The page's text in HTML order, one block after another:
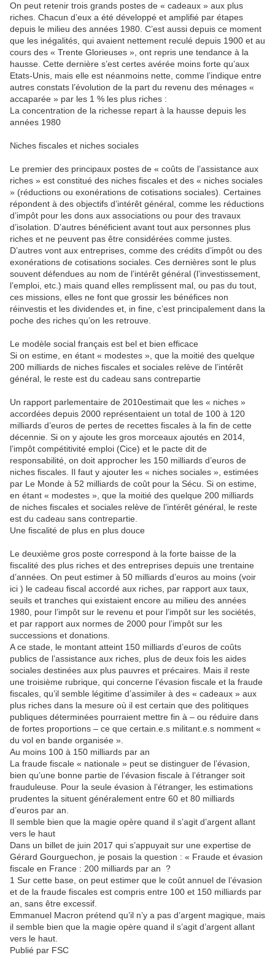
On peut retenir trois grands postes de « cadeaux » aux plus
riches. Chacun d’eux a été développé et amplifié par étapes
depuis le milieu des années 1980. C’est aussi depuis ce moment
que les inégalités, qui avaient nettement reculé depuis 1900 et au
cours des « Trente Glorieuses », ont repris une tendance à la
hausse. Cette dernière s’est certes avérée moins forte qu’aux
Etats-Unis, mais elle est néanmoins nette, comme l’indique entre
autres constats l’évolution de la part du revenu des ménages «
accaparée » par les 1 % les plus riches :
La concentration de la richesse repart à la hausse depuis les
années 1980
Niches fiscales et niches sociales
Le premier des principaux postes de « coûts de l’assistance aux
riches » est constitué des niches fiscales et des « niches sociales
» (réductions ou exonérations de cotisations sociales). Certaines
répondent à des objectifs d’intérêt général, comme les réductions
d’impôt pour les dons aux associations ou pour des travaux
d’isolation. D’autres bénéficient avant tout aux personnes plus
riches et ne peuvent pas être considérées comme justes.
D’autres vont aux entreprises, comme des crédits d’impôt ou des
exonérations de cotisations sociales. Ces dernières sont le plus
souvent défendues au nom de l’intérêt général (l’investissement,
l’emploi, etc.) mais quand elles remplissent mal, ou pas du tout,
ces missions, elles ne font que grossir les bénéfices non
réinvestis et les dividendes et, in fine, c’est principalement dans la
poche des riches qu’on les retrouve.
Le modèle social français est bel et bien efficace
Si on estime, en étant « modestes », que la moitié des quelque
200 milliards de niches fiscales et sociales relève de l’intérêt
général, le reste est du cadeau sans contrepartie
Un rapport parlementaire de 2010estimait que les « niches »
accordées depuis 2000 représentaient un total de 100 à 120
milliards d’euros de pertes de recettes fiscales à la fin de cette
décennie. Si on y ajoute les gros morceaux ajoutés en 2014,
l’impôt compétitivité emploi (Cice) et le pacte dit de
responsabilité, on doit approcher les 150 milliards d’euros de
niches fiscales. Il faut y ajouter les « niches sociales », estimées
par Le Monde à 52 milliards de coût pour la Sécu. Si on estime,
en étant « modestes », que la moitié des quelque 200 milliards
de niches fiscales et sociales relève de l’intérêt général, le reste
est du cadeau sans contrepartie.
Une fiscalité de plus en plus douce
Le deuxième gros poste correspond à la forte baisse de la
fiscalité des plus riches et des entreprises depuis une trentaine
d’années. On peut estimer à 50 milliards d’euros au moins (voir
ici ) le cadeau fiscal accordé aux riches, par rapport aux taux,
seuils et tranches qui existaient encore au milieu des années
1980, pour l’impôt sur le revenu et pour l’impôt sur les sociétés,
et par rapport aux normes de 2000 pour l’impôt sur les
successions et donations.
A ce stade, le montant atteint 150 milliards d’euros de coûts
publics de l’assistance aux riches, plus de deux fois les aides
sociales destinées aux plus pauvres et précaires. Mais il reste
une troisième rubrique, qui concerne l’évasion fiscale et la fraude
fiscales, qu’il semble légitime d’assimiler à des « cadeaux » aux
plus riches dans la mesure où il est certain que des politiques
publiques déterminées pourraient mettre fin à – ou réduire dans
de fortes proportions – ce que certain.e.s militant.e.s nomment «
du vol en bande organisée ».
Au moins 100 à 150 milliards par an
La fraude fiscale « nationale » peut se distinguer de l’évasion,
bien qu’une bonne partie de l’évasion fiscale à l’étranger soit
frauduleuse. Pour la seule évasion à l’étranger, les estimations
prudentes la situent généralement entre 60 et 80 milliards
d’euros par an.
Il semble bien que la magie opère quand il s’agit d’argent allant
vers le haut
Dans un billet de juin 2017 qui s’appuyait sur une expertise de
Gérard Gourguechon, je posais la question : « Fraude et évasion
fiscale en France : 200 milliards par an ?
1 Sur cette base, on peut estimer que le coût annuel de l’évasion
et de la fraude fiscales est compris entre 100 et 150 milliards par
an, sans être excessif.
Emmanuel Macron prétend qu’il n’y a pas d’argent magique, mais
il semble bien que la magie opère quand il s’agit d’argent allant
vers le haut.
Publié par FSC